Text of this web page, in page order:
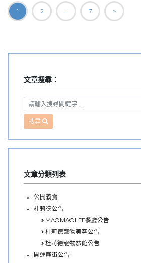
文
章
覽
1 2 ... 7 >
文章搜尋：
搜尋
文章分類列表
公開義賣
杜莉德公告
MAOMAOLEE餐廳公告
杜莉德寵物美容公告
杜莉德寵物旅館公告
開運廟街公告